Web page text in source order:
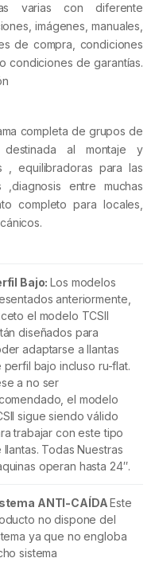
varias con diferente
imágenes, manuales,
de compra, condiciones
condiciones de garantías.
completa de grupos de
destinada al montaje y
, equilibradoras para las
,diagnosis entre muchas
completo para locales,
Bajo: Los modelos
anteriormente,
el modelo TCSII
diseñados para
adaptarse a llantas
perfil bajo incluso ru-flat.
a no ser
el modelo
sigue siendo válido
trabajar con este tipo
llantas. Todas Nuestras
operan hasta 24″.
ANTI-CAÍDAEste
no dispone del
ya que no engloba
sistema